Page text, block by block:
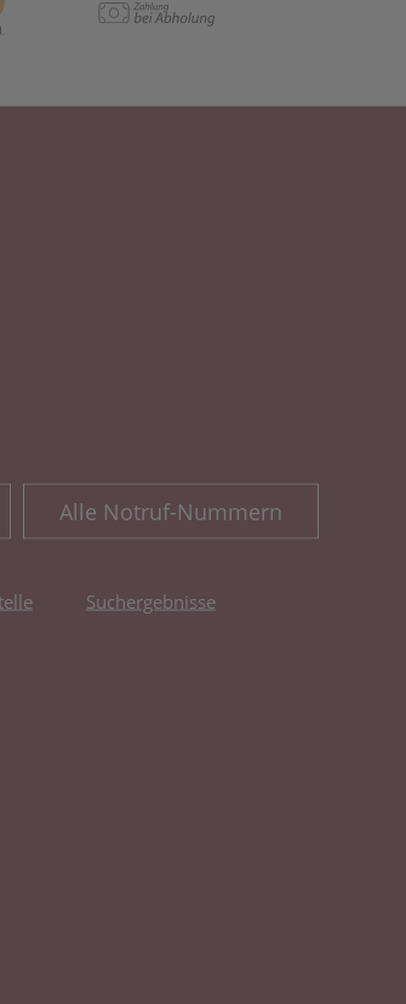
Alle Notruf-Nummern
Suchergebnisse